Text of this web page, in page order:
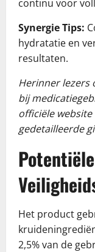
continu voor
Synergie Tips:
hydratatie en
resultaten.
Herinner lezers
bij
officiële
gedetailleerde
Het product
2,5% van de